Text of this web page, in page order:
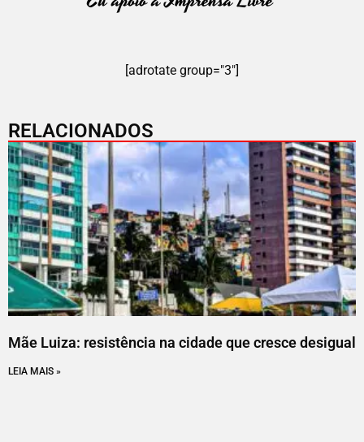
[adrotate group="3"]
RELACIONADOS
Mãe Luiza: resistência na cidade que cresce desigual
LEIA MAIS »